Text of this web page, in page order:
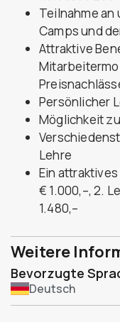
Teilnahme
Camps und
Attraktive
Persönlicher
Möglichkeit
Lehre
Ein
€ 1.000,–, 2.
1.480,–
Weitere
Bevorzugte
Deutsch